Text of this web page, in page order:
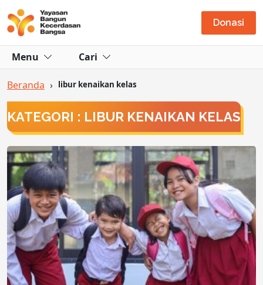
Donasi
Menu Cari
Beranda › libur kenaikan kelas
KATEGORI : LIBUR KENAIKAN KELAS